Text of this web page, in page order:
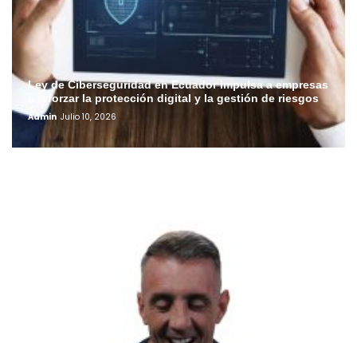
Ley de Ciberseguridad en Ecuador impulsa a empresas
a reforzar la protección digital y la gestión de riesgos
Admin Julio 10, 2026